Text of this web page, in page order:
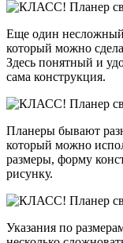
Еще один несложный
который можно
Здесь понятный и
сама конструкция.
Планеры бывают
который можно
размеры, форму
рисунку.
Указания по